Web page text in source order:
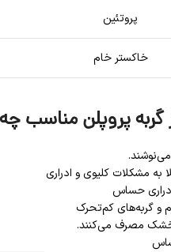
پروتئین
خاکستر خام
گربه پروپلن مناسب
به مشکلات کلیوی و ادراری
حساس
و گربه‌های کم‌تحرک
خشک مصرف می‌کنند.